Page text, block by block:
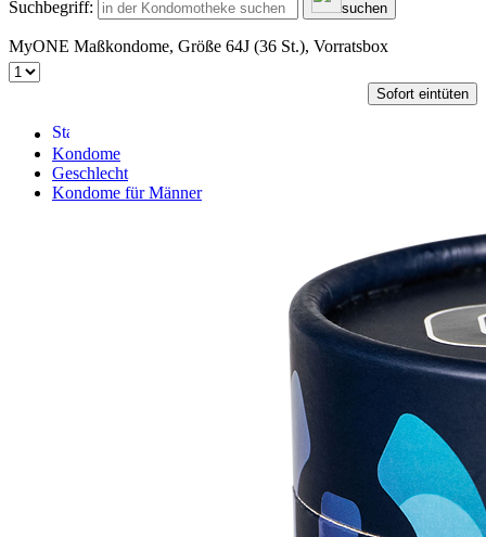
Suchbegriff: suchen
MyONE Maßkondome, Größe 64J (36 St.), Vorratsbox
Sofort eintüten
Kondome
Geschlecht
Kondome für Männer